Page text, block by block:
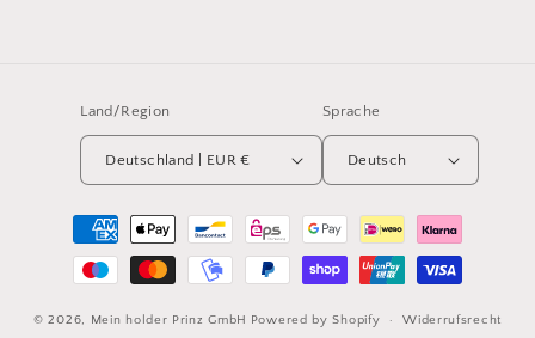
Land/Region
Deutschland | EUR €
Sprache
Deutsch
Zahlungsmethoden
© 2026, Mein holder Prinz GmbH Powered by Shopify Widerrufsrecht